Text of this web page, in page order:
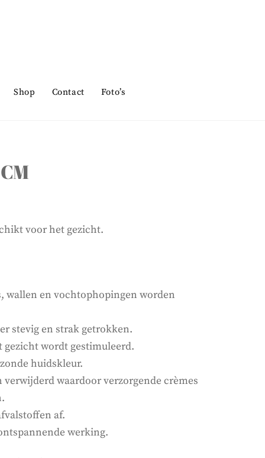
Shop Contact Foto’s
voor het gezicht.
wallen en vochtophopingen worden
stevig en strak getrokken.
wordt gestimuleerd.
huidskleur.
waardoor verzorgende crèmes
af.
werking.